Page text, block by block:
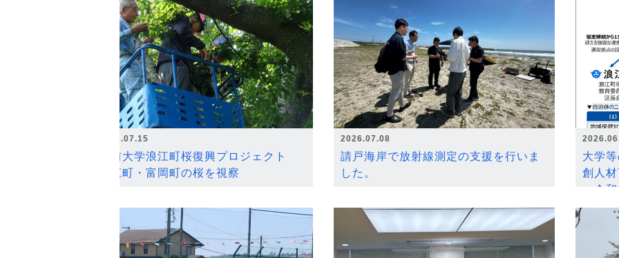
2026.07.15
弘前大学浪江町桜復興プロジェクト
浪江町・富岡町の桜を視察
2026.07.08
請戸海岸で放射線測定の支援を行いま
した。
大学
創人
～令